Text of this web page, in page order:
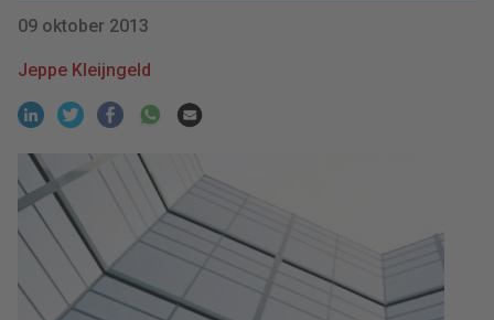
09 oktober 2013
Jeppe Kleijngeld